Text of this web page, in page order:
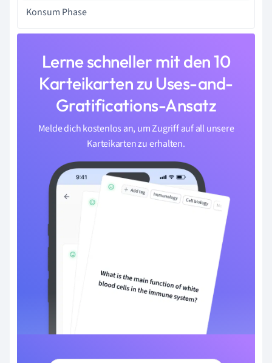
Konsum Phase
Lerne schneller mit den 10
Karteikarten zu Uses-and-
Gratifications-Ansatz
Melde dich kostenlos an, um Zugriff auf all unsere
Karteikarten zu erhalten.